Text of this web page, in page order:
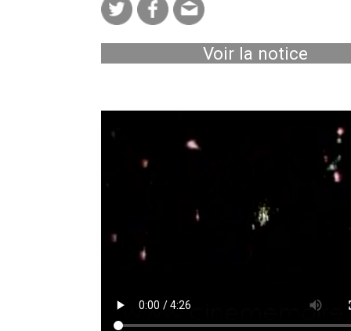
Voir la notice